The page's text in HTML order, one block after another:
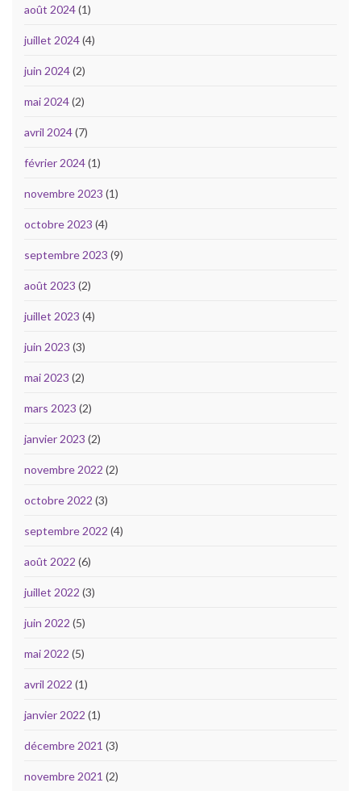
août 2024(1)
juillet 2024(4)
juin 2024(2)
mai 2024(2)
avril 2024(7)
février 2024(1)
novembre 2023 (1)
octobre 2023 (4)
septembre 2023 (9)
août 2023 (2)
juillet 2023 (4)
juin 2023 (3)
mai 2023 (2)
mars 2023 (2)
janvier 2023 (2)
novembre 2022 (2)
octobre 2022 (3)
septembre 2022 (4)
août 2022 (6)
juillet 2022 (3)
juin 2022 (5)
mai 2022 (5)
avril 2022 (1)
janvier 2022 (1)
décembre 2021 (3)
novembre 2021 (2)